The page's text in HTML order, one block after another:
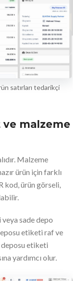
satırları tedarikçi
ve malzeme
Malzeme
ürün için farklı
kod, ürün görseli,
sade depo
etiketi raf ve
etiketi
yardımcı olur.